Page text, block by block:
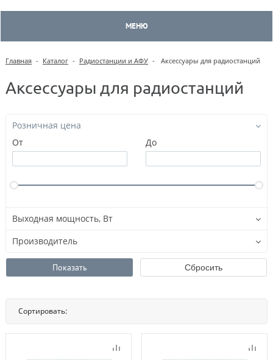
МЕНЮ
Главная - Каталог - Радиостанции и АФУ - Аксессуары для радиостанций
Аксессуары для радиостанций
Розничная цена
От
До
Выходная мощность, Вт
Производитель
Сортировать: